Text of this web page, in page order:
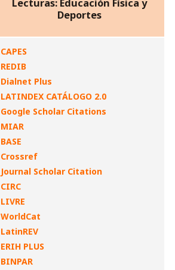
Lecturas: Educación Física y
Deportes
CAPES
REDIB
Dialnet Plus
LATINDEX CATÁLOGO 2.0
Google Scholar Citations
MIAR
BASE
Crossref
Journal Scholar Citation
CIRC
LIVRE
WorldCat
LatinREV
ERIH PLUS
BINPAR